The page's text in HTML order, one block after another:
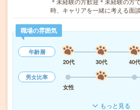
時、キャリアを一緒に考える面
職場の雰囲気
年齢層
20代
30代 40代
男女比率
女性
もっと見る